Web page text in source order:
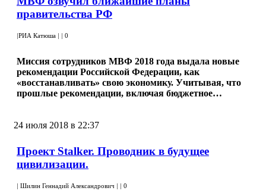
правительства РФ
|РИА Катюша | | 0
Миссия сотрудников МВФ 2018 года выдала новые
рекомендации Российской Федерации, как
«восстанавливать» свою экономику. Учитывая, что
прошлые рекомендации, включая бюджетное…
24 июля 2018 в 22:37
Проект Stalker. Проводник в будущее
цивилизации.
| Шилин Геннадий Александрович | | 0